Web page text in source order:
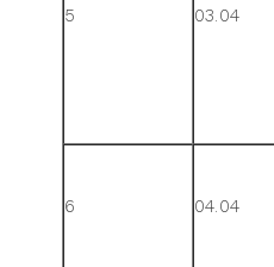
5 03.04
6 04.04